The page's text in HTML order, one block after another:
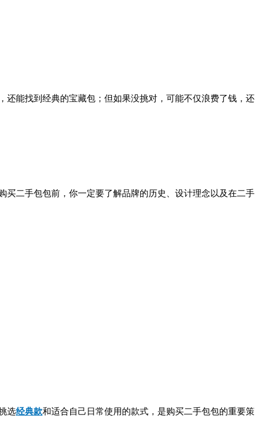
能找到经典的宝藏包；但如果没挑对，可能不仅浪费了钱，还
二手包包前，你一定要了解品牌的历史、设计理念以及在二手
选经典款和适合自己日常使用的款式，是购买二手包包的重要策